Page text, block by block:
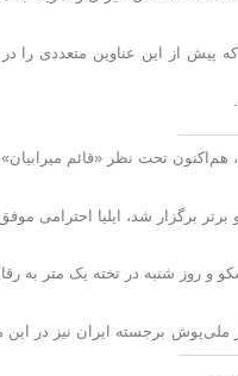
که پیش از این عناوین متعددی
و روز شنبه در تخته یک متر به
ملی‌پوش برجسته ایران نیز در